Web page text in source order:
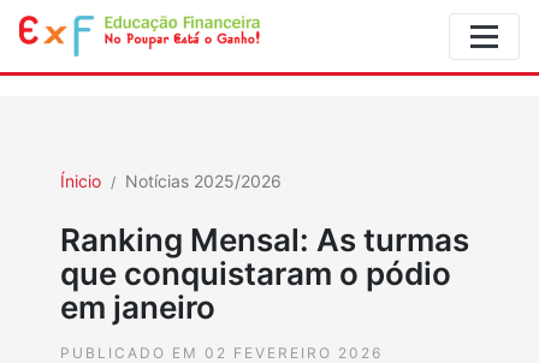
Ínicio Notícias 2025/2026
Ranking Mensal: As turmas
que conquistaram o pódio
em janeiro
PUBLICADO EM 02 FEVEREIRO 2026